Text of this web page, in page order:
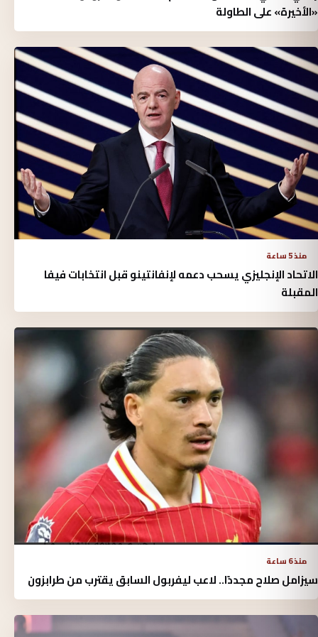
«الأخيرة» على الطاولة
منذ 5 ساعة
الاتحاد الإنجليزي يسحب دعمه لإنفانتينو قبل انتخابات فيفا
المقبلة
منذ 6 ساعة
سيزامل صلاح مجددًا.. لاعب ليفربول السابق يقترب من طرابزون